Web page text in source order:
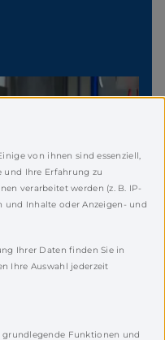
von ihnen sind essenziell,
und Ihre Erfahrung zu
verarbeitet werden (z. B. IP-
und Inhalte oder Anzeigen- und
Ihrer Daten finden Sie in
Ihre Auswahl jederzeit
grundlegende Funktionen und